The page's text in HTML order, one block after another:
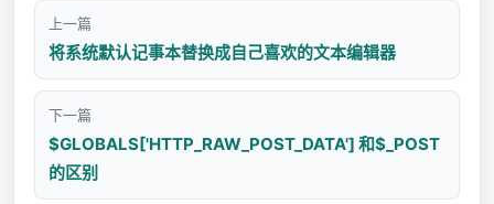
上一篇
将系统默认记事本替换成自己喜欢的文本编辑器
下一篇
$GLOBALS['HTTP_RAW_POST_DATA'] 和$_POST
的区别